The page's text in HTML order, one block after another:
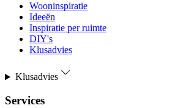
Wooninspiratie
Ideeën
Inspiratie per ruimte
DIY's
Klusadvies
Klusadvies
Services